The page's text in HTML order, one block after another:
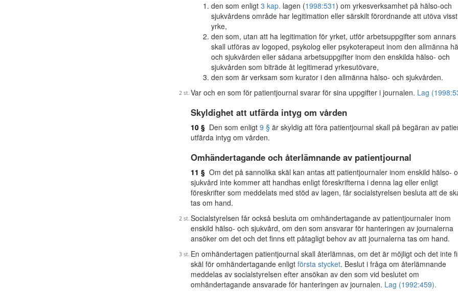
den som enligt 3 kap. lagen (1998:531) om yrkesverksamhet på hälso-och
sjukvårdens område har legitimation eller särskilt förordnande att utöva visst
yrke,
den som, utan att ha legitimation för yrket, utför arbetsuppgifter som
skall utföras av logoped, psykolog eller psykoterapeut inom den allmänna
och sjukvården eller sådana arbetsuppgifter inom den enskilda hälso- och
sjukvården som biträde åt legitimerad yrkesutövare,
den som är verksam som kurator i den allmänna hälso- och sjukvården.
Var och en som för patientjournal svarar för sina uppgifter i journalen. Lag
Skyldighet att utfärda intyg om vården
10 § Den som enligt 9 § är skyldig att föra patientjournal skall på begäran av
utfärda intyg om vården.
Omhändertagande och återlämnande av patientjournal
11 § Om det på sannolika skäl kan antas att patientjournaler inom enskild hälso-
sjukvård inte kommer att handhas enligt föreskrifterna i denna lag eller enligt
föreskrifter som meddelats med stöd av lagen, får socialstyrelsen besluta att de
tas om hand.
Socialstyrelsen får också besluta om omhändertagande av patientjournaler inom
enskild hälso- och sjukvård, om den som ansvarar för hanteringen av journalerna
ansöker om det och det finns ett påtagligt behov av att journalerna tas om hand.
En omhändertagen patientjournal skall återlämnas, om det är möjligt och det inte
skäl för omhändertagande enligt första stycket. Beslut i fråga om återlämnande
meddelas av socialstyrelsen efter ansökan av den som vid beslutet om
omhändertagande ansvarade för hanteringen av journalen. Lag (1992:459).